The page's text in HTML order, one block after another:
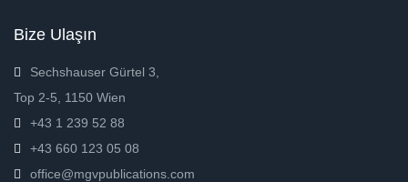
Bize Ulaşın
Sechshauser Gürtel 3,
Top 2-5, 1150 Wien
+43 1 239 52 88
+43 660 123 05 08
office@mgvpublications.com